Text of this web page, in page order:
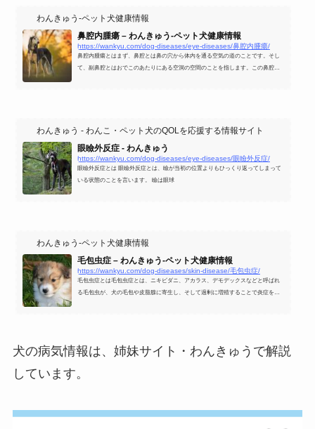
わんきゅう-ペット犬健康情報
鼻腔内腫瘍 – わんきゅう-ペット犬健康情報
https://wankyu.com/dog-diseases/eye-diseases/鼻腔内腫瘍/
鼻腔内腫瘍とはまず、鼻腔とは鼻の穴から体内を通る空気の道のことです。そし
て、副鼻腔とはおでこのあたりにある空洞の空間のことを指します。この鼻腔と
わんきゅう - わんこ・ペット犬のQOLを応援する情報サイト
眼瞼外反症 - わんきゅう
https://wankyu.com/dog-diseases/eye-diseases/眼瞼外反症/
眼瞼外反症とは 眼瞼外反症とは、瞼が当初の位置よりもひっくり返ってしまって
いる状態のことを言います。 瞼は眼球
わんきゅう-ペット犬健康情報
毛包虫症 – わんきゅう-ペット犬健康情報
https://wankyu.com/dog-diseases/skin-disease/毛包虫症/
毛包虫症とは毛包虫症とは、ニキビダニ、アカラス、デモデックスなどと呼ばれ
る毛包虫が、犬の毛包や皮脂腺に寄生し、そして過剰に増殖することで炎症を起
犬の病気情報は、姉妹サイト・わんきゅうで解説
しています。